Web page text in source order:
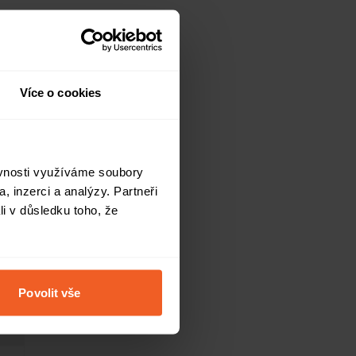
Více o cookies
využíváme soubory
inzerci a analýzy. Partneři
v důsledku toho, že
Povolit vše
a ve srovnání s
ani impregnaci a na
jsou patrné na první
oplocení sice
v přímém srovnání s